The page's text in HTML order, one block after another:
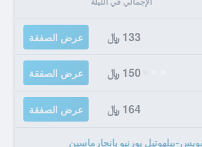
133 ﷼ عرض الصفقة
150 ﷼ عرض الصفقة
164 ﷼ عرض الصفقة